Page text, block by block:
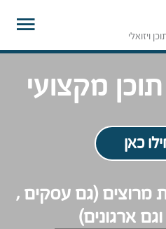
ויזואלי
מקצועי
כאן
מרוצים (גם עסקים ,
ארגונים)